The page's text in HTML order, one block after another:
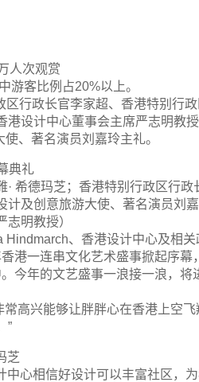
人次观赏
游客比例占20%以上。
区行政长官李家超、香港特别行
港设计中心董事会主席严志明教
、著名演员刘嘉玲主礼。
典礼
希德玛芝；香港特别行政区行政
及创意旅游大使、著名演员刘
明教授）
、香港设计中心及相关
港一连串文化艺术盛事掀起序幕
今年的文艺盛事一浪接一浪，将
常高兴能够让胖胖心在香港上空
”
芝
中心相信好设计可以丰富社区，